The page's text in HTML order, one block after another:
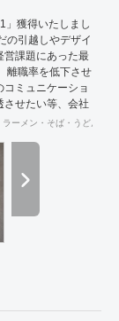
」獲得いたしまし
の引越しやデザイ
営課題にあった最
離職率を低下させ
ミュニケーショ
させたい等、会社
かえています。ど
組織になってい
スデザインのス
フにとって一日
空間を作ること
の向上に繋がっ
と現場の声をし
ラーメン・そば・うどん